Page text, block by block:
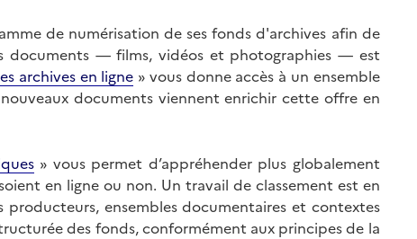
de numérisation de ses fonds d'archives afin de
documents — films, vidéos et photographies — est
archives en ligne » vous donne accès à un ensemble
documents viennent enrichir cette offre en
» vous permet d’appréhender plus globalement
en ligne ou non. Un travail de classement est en
ensembles documentaires et contextes
des fonds, conformément aux principes de la